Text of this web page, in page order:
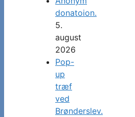
donatoion.
5.
august
2026
Pop-
up
træf
ved
Brønderslev.